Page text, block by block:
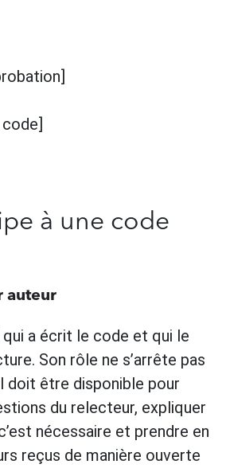
à une code
auteur
qui a écrit le code et qui le
Son rôle ne s’arrête pas
doit être disponible pour
du relecteur, expliquer
nécessaire et prendre en
reçus de manière ouverte